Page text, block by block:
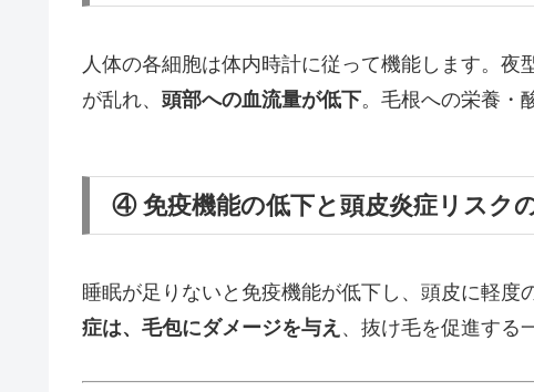
人体の各細胞は体内時計に従って機能します。
が乱れ、 頭部への血流量が低下。毛根への栄養・
④ 免疫機能の低下と頭皮炎症リスク
睡眠が足りないと免疫機能が低下し、頭皮に軽度
症は、毛包にダメージを与え 、抜け毛を促進する